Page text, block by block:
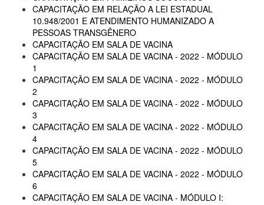
CAPACITAÇÃO EM RELAÇÃO A LEI ESTADUAL
10.948/2001 E ATENDIMENTO HUMANIZADO A
PESSOAS TRANSGÊNERO
CAPACITAÇÃO EM SALA DE VACINA
CAPACITAÇÃO EM SALA DE VACINA - 2022 - MÓDULO
1
CAPACITAÇÃO EM SALA DE VACINA - 2022 - MÓDULO
2
CAPACITAÇÃO EM SALA DE VACINA - 2022 - MÓDULO
3
CAPACITAÇÃO EM SALA DE VACINA - 2022 - MÓDULO
4
CAPACITAÇÃO EM SALA DE VACINA - 2022 - MÓDULO
5
CAPACITAÇÃO EM SALA DE VACINA - 2022 - MÓDULO
6
CAPACITAÇÃO EM SALA DE VACINA - MÓDULO I: